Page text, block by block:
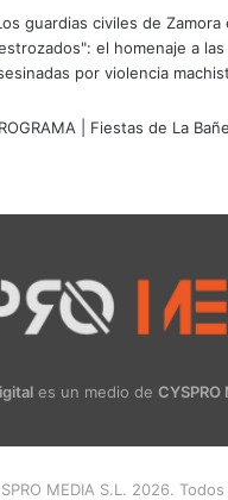
guardias civiles de Zamora
el homenaje a
por violencia
| Fiestas de La
es un medio de CYSPRO
MEDIA S.L. 2026.